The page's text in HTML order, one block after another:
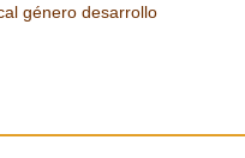
género desarrollo